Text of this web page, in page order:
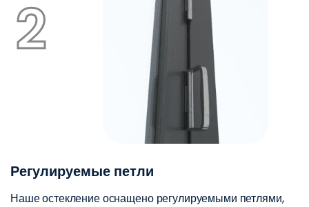
2
Регулируемые петли
Наше остекление оснащено регулируемыми петлями,